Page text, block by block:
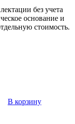
без учета
основание и
стоимость.
В корзину